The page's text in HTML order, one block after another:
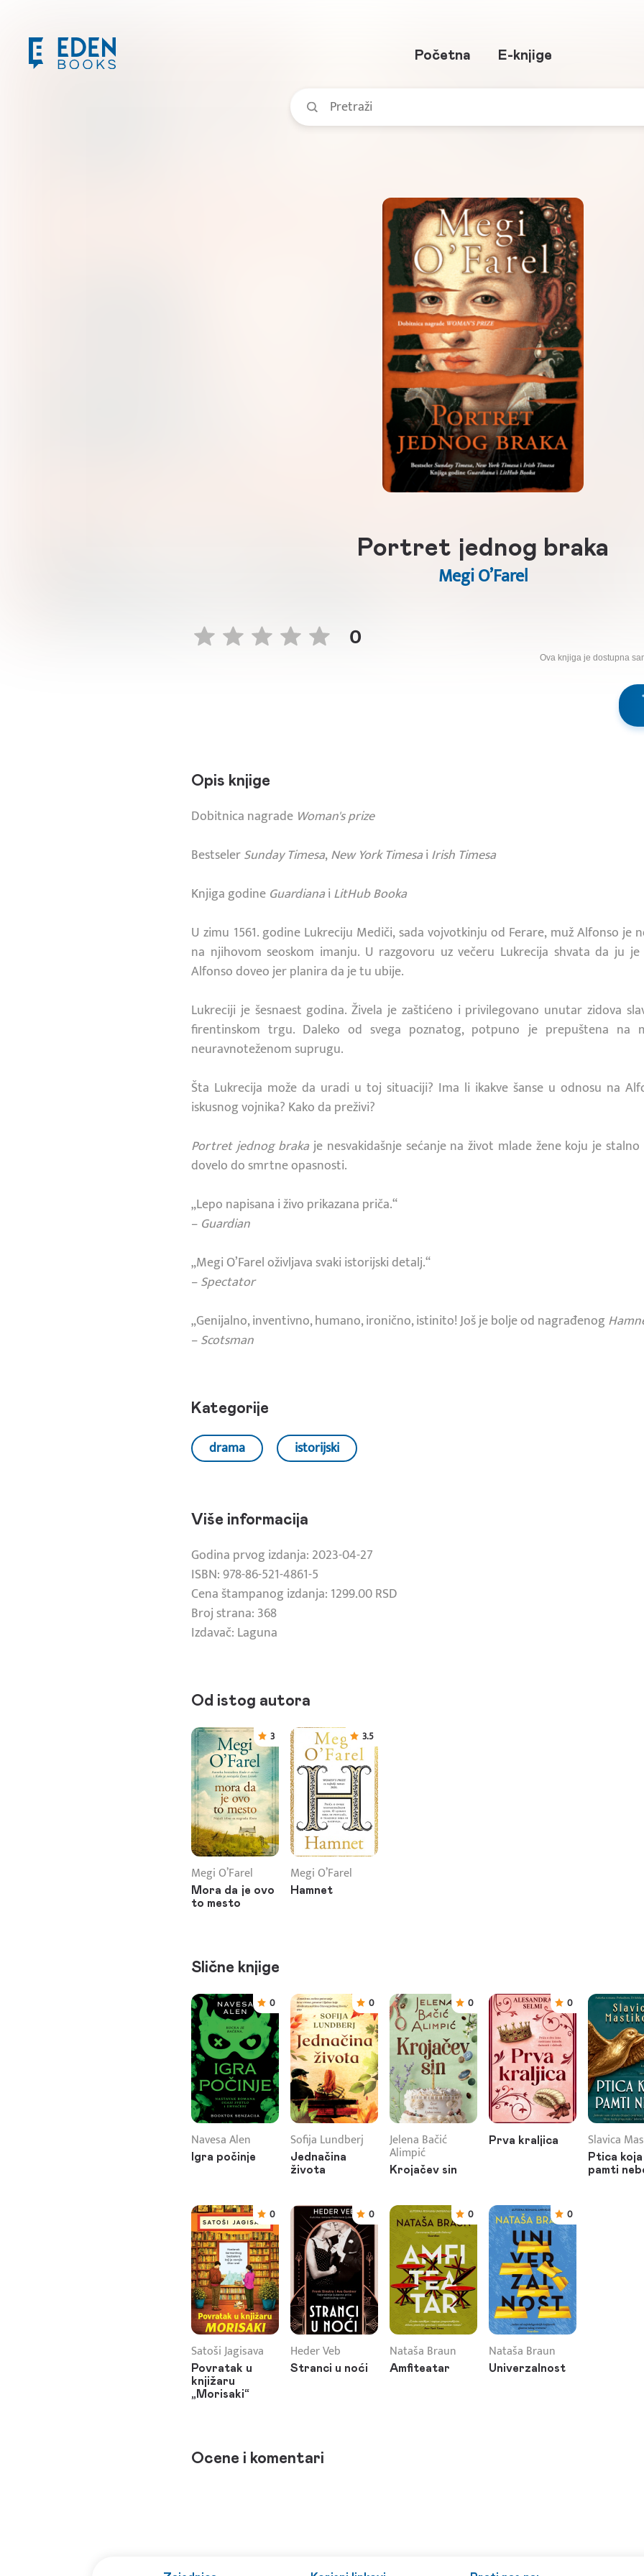
Početna E-knjige
Portret jednog braka
Megi O’Farel
0
Ova knjiga je dostupna
Opis knjige
Dobitnica nagrade Woman's prize
BestselerSunday Timesa,New York Timesai Irish Timesa
Knjiga godine Guardianai LitHub Booka
U zimu 1561. godine Lukreciju Mediči, sada vojvotkinju od Ferare, muž Alfonso je
na njihovom seoskom imanju. U razgovoru uz večeru Lukrecija shvata da ju
Alfonso doveo jer planira da je tu ubije.
Lukreciji je šesnaest godina. Živela je zaštićeno i privilegovano unutar zidova
firentinskom trgu. Daleko od svega poznatog, potpuno je prepuštena na
neuravnoteženom suprugu.
Šta Lukrecija može da uradi u toj situaciji? Ima li ikakve šanse u odnosu na
iskusnog vojnika? Kako da preživi?
Portret jednog brakaje nesvakidašnje sećanje na život mlade žene koju je
dovelo do smrtne opasnosti.
„Lepo napisana i živo prikazana priča.“
– Guardian
„Megi O’Farel oživljava svaki istorijski detalj.“
–Spectator
„Genijalno, inventivno, humano, ironično, istinito! Još je bolje od nagrađenog
–Scotsman
Kategorije
drama istorijski
Više informacija
Godina prvog izdanja: 2023-04-27
ISBN: 978-86-521-4861-5
Cena štampanog izdanja: 1299.00 RSD
Broj strana: 368
Izdavač: Laguna
Od istog autora
3
Megi O’Farel
Mora da je ovo
to mesto
3.5
Megi O’Farel
Hamnet
Slične knjige
0
Navesa Alen
Igra počinje
0
Sofija Lundberj
Jednačina
života
0
Jelena Bačić
Alimpić
Krojačev sin
0
Prva kraljica Slavica
Ptica koja
pamti
0
Satoši Jagisava
Povratak u
knjižaru
„Morisaki“
0
Heder Veb
Stranci u noći
0
Nataša Braun
Amfiteatar
0
Nataša Braun
Univerzalnost
Ocene i komentari